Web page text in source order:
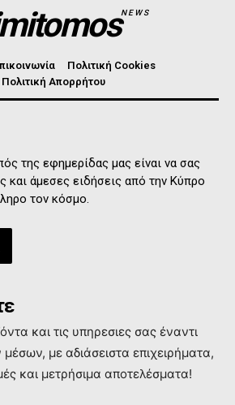
NEWS
Πολιτική Cookies
Πολιτική Απορρήτου
της εφημερίδας μας είναι να σας
και άμεσες ειδήσεις από την Κύπρο
τον κόσμο.
και τις υπηρεσιες σας έναντι
με αδιάσειστα επιχειρήματα,
και μετρήσιμα αποτελέσματα!